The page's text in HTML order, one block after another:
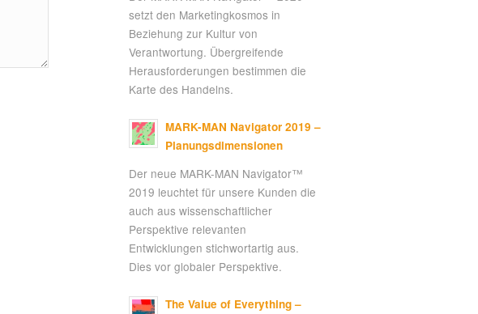
setzt den Marketingkosmos in
Beziehung zur Kultur von
Verantwortung. Übergreifende
Herausforderungen bestimmen die
Karte des Handelns.
MARK-MAN Navigator 2019 –
Planungsdimensionen
Der neue MARK-MAN Navigator™
2019 leuchtet für unsere Kunden die
auch aus wissenschaftlicher
Perspektive relevanten
Entwicklungen stichwortartig aus.
Dies vor globaler Perspektive.
The Value of Everything –